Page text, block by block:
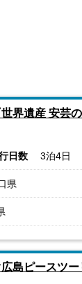
世界遺産 安
日数 3泊4日
県
広島ピースツ